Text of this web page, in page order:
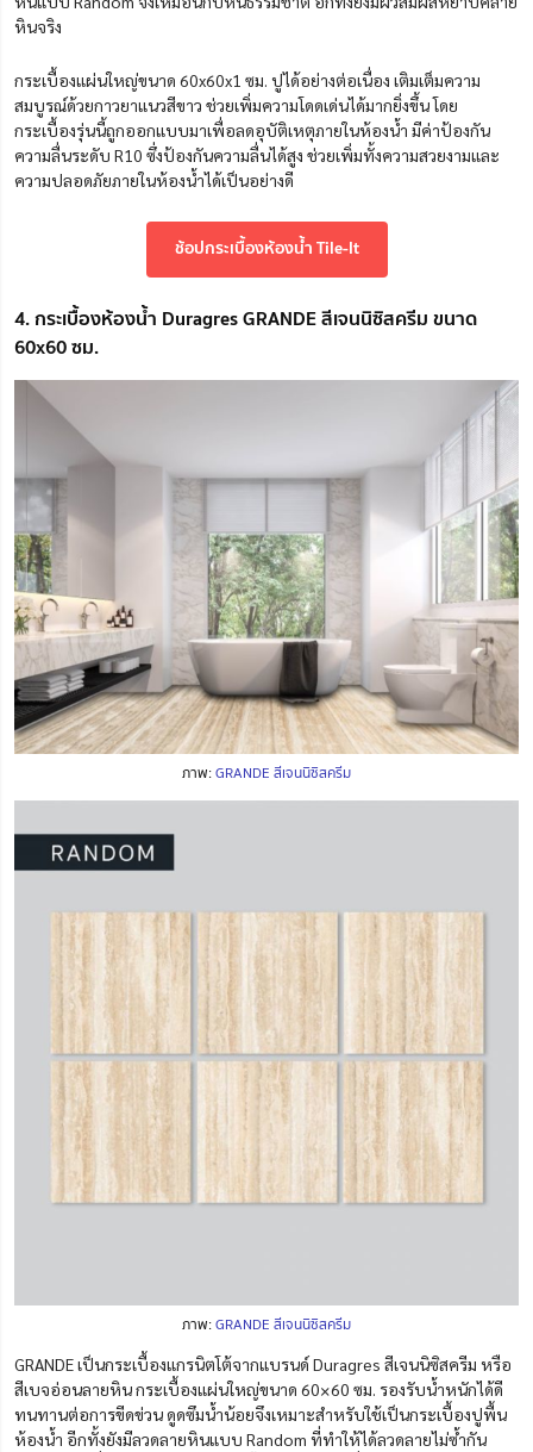
หินจริง
กระเบื้องแผ่นใหญ่ขนาด 60x60x1 ซม. ปูได้อย่างต่อเนื่อง เติมเต็มความ
สมบูรณ์ด้วยกาวยาแนวสีขาว ช่วยเพิ่มความโดดเด่นได้มากยิ่งขึ้น โดย
กระเบื้องรุ่นนี้ถูกออกแบบมาเพื่อลดอุบัติเหตุภายในห้องน้ำ มีค่าป้องกัน
ความลื่นระดับ R10 ซึ่งป้องกันความลื่นได้สูง ช่วยเพิ่มทั้งความสวยงามและ
ความปลอดภัยภายในห้องน้ำได้เป็นอย่างดี
ช้อปกระเบื้องห้องน้ำ Tile-It
4. กระเบื้องห้องน้ำ Duragres GRANDE สีเจนนิซิสครีม ขนาด
60x60 ซม.
ภาพ:GRANDE สีเจนนิซิสครีม
ภาพ:GRANDE สีเจนนิซิสครีม
GRANDE เป็นกระเบื้องแกรนิตโต้จากแบรนด์ Duragres สีเจนนิซิสครีม หรือ
สีเบจอ่อนลายหิน กระเบื้องแผ่นใหญ่ขนาด 60×60 ซม. รองรับน้ำหนักได้ดี
ทนทานต่อการขีดข่วน ดูดซึมน้ำน้อยจึงเหมาะสำหรับใช้เป็นกระเบื้องปูพื้น
ห้องน้ำ อีกทั้งยังมีลวดลายหินแบบ Random ที่ทำให้ได้ลวดลายไม่ซ้ำกัน